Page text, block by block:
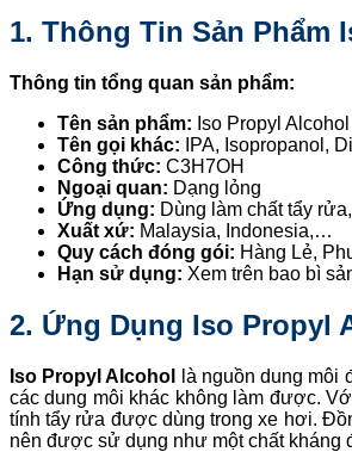
1. Thông Tin Sản Phẩm
Thông tin tổng quan sản phẩm:
Tên sản phẩm: Iso Propyl Alcohol
Tên gọi khác: IPA, Isopropanol,
Công thức: C3H7OH
Ngoại quan: Dạng lỏng
Ứng dụng: Dùng làm chất tẩy
Xuất xứ: Malaysia, Indonesia,…
Quy cách đóng gói: Hàng Lẻ,
Hạn sử dụng: Xem trên bao bì
2. Ứng Dụng Iso Propyl
Iso Propyl Alcohol
là nguồn dung
các dung môi khác không làm được.
tính tẩy rửa được dùng trong xe hơi.
nên được sử dụng như một chất kháng